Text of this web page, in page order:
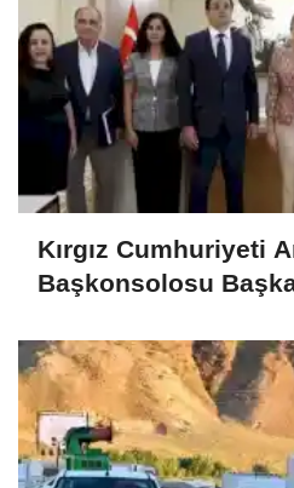
Kırgız Cumhuriyeti
Başkonsolosu